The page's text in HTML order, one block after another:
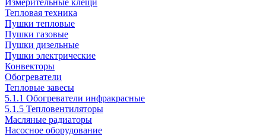
Измерительные клещи
Тепловая техника
Пушки тепловые
Пушки газовые
Пушки дизельные
Пушки электрические
Конвекторы
Обогреватели
Тепловые завесы
5.1.1 Обогреватели инфракрасные
5.1.5 Тепловентиляторы
Масляные радиаторы
Насосное оборудование